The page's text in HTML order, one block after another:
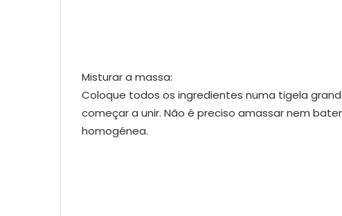
Misturar a massa:
Coloque todos os ingredientes numa tigela
começar a unir. Não é preciso amassar nem
homogénea.